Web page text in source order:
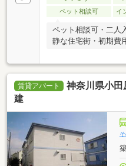
ペット相談可
イ
ペット相談可・二人
静な住宅街・初期費
賃貸アパート
神奈川県小
建